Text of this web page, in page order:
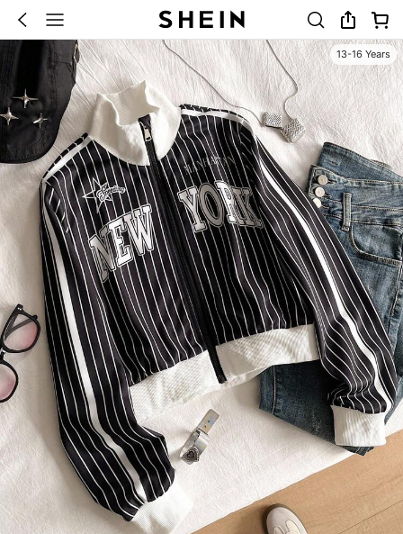
13-16 Years